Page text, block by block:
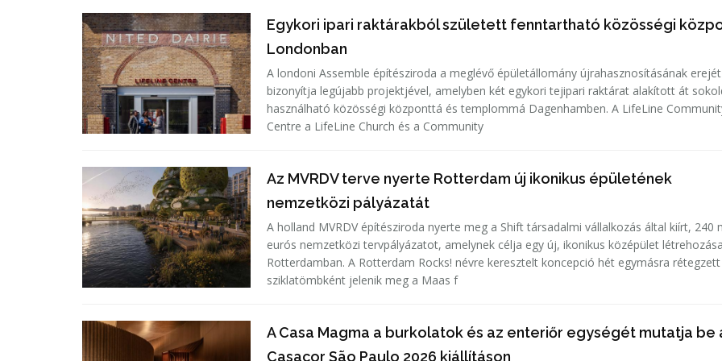
Egykori ipari raktárakból született fenntartható közösségi
Londonban
A londoni Assemble építésziroda a meglévő épületállomány újrahasznosításának erejét
bizonyítja legújabb projektjével, amelyben két egykori tejipari raktárat alakított át
használható közösségi központtá és templommá Dagenhamben. A LifeLine
Centre a LifeLine Church és a Community
Az MVRDV terve nyerte Rotterdam új ikonikus épületének
nemzetközi pályázatát
A holland MVRDV építésziroda nyerte meg a Shift társadalmi vállalkozás által kiírt, 240
eurós nemzetközi tervpályázatot, amelynek célja egy új, ikonikus középület létrehozása
Rotterdamban. A Rotterdam Rocks! névre keresztelt koncepció hét egymásra rétegzett
sziklatömbként jelenik meg a Maas f
A Casa Magma a burkolatok és az enteriőr egységét mutatja be
Casacor São Paulo 2026 kiállításon